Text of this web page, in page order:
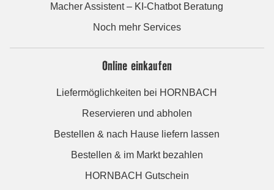
Macher Assistent – KI-Chatbot Beratung
Noch mehr Services
Online einkaufen
Liefermöglichkeiten bei HORNBACH
Reservieren und abholen
Bestellen & nach Hause liefern lassen
Bestellen & im Markt bezahlen
HORNBACH Gutschein